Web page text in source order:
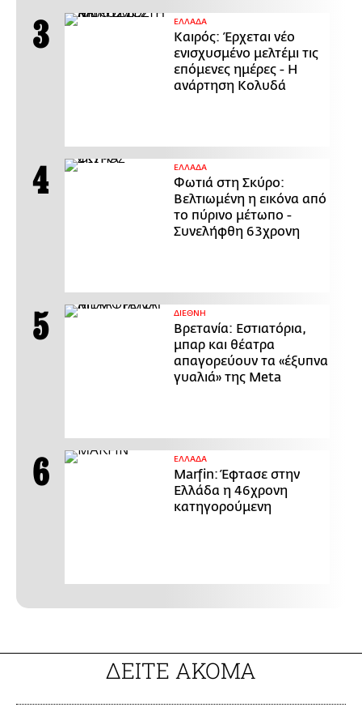
ΕΛΛΑΔΑ
Καιρός: Έρχεται νέο
ενισχυσμένο μελτέμι τις
επόμενες ημέρες - Η
ανάρτηση Κολυδά
ΕΛΛΑΔΑ
Φωτιά στη Σκύρο:
Βελτιωμένη η εικόνα από
το πύρινο μέτωπο -
Συνελήφθη 63χρονη
ΔΙΕΘΝΗ
Βρετανία: Εστιατόρια,
μπαρ και θέατρα
απαγορεύουν τα «έξυπνα
γυαλιά» της Meta
ΕΛΛΑΔΑ
Marfin: Έφτασε στην
Ελλάδα η 46χρονη
κατηγορούμενη
ΔΕΙΤΕ ΑΚΟΜΑ